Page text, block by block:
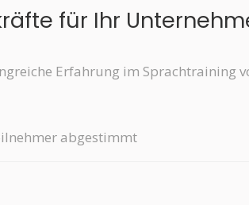
für Ihr
Erfahrung im Sprachtraining
abgestimmt